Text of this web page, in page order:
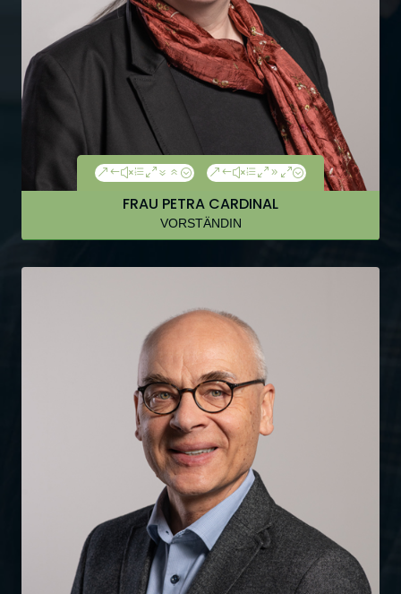
FRAU PETRA CARDINAL
VORSTÄNDIN
Fon: +49 (0)30 39095 340
&#xe076; &#xe090;